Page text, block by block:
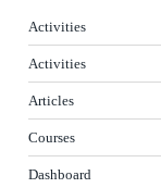
Activities
Activities
Articles
Courses
Dashboard